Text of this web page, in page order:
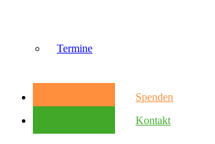
Termine
Spenden
Kontakt